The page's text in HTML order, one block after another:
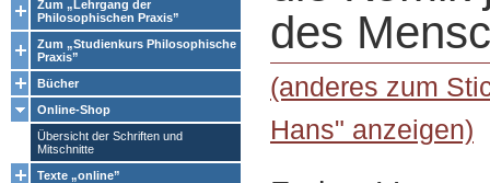
Zum „Lehrgang der
Philosophischen Praxis”
Zum „Studienkurs Philosophische
Praxis”
Bücher
Online-Shop
Übersicht der Schriften und
Mitschnitte
Texte „online”
des
(anderes zum
Hans" anzeigen)